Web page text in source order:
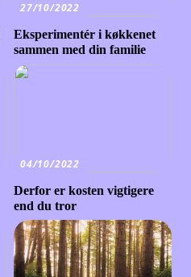
27/10/2022
Eksperimentér i køkkenet
sammen med din familie
04/10/2022
Derfor er kosten vigtigere
end du tror